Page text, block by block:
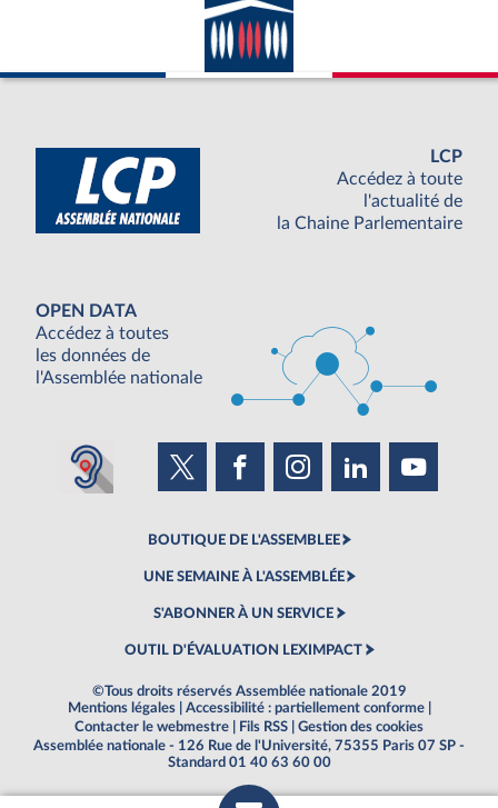
LCP
Accédez à toute
l'actualité de
la Chaine Parlementaire
OPEN DATA
Accédez à toutes
les données de
l'Assemblée nationale
BOUTIQUE DE L'ASSEMBLEE
UNE SEMAINE À L'ASSEMBLÉE
S'ABONNER À UN SERVICE
OUTIL D'ÉVALUATION LEXIMPACT
©Tous droits réservés Assemblée nationale 2019
Mentions légales
Accessibilité : partiellement conforme
Contacter le webmestre
Fils RSS
Gestion des cookies
Assemblée nationale - 126 Rue de l'Université, 75355 Paris 07 SP -
Standard 01 40 63 60 00